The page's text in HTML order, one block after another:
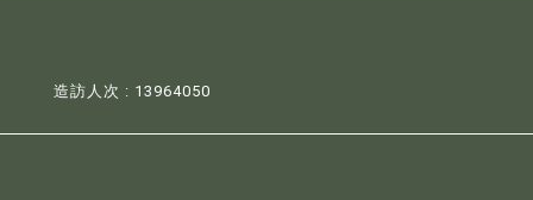
造訪人次 : 13964050